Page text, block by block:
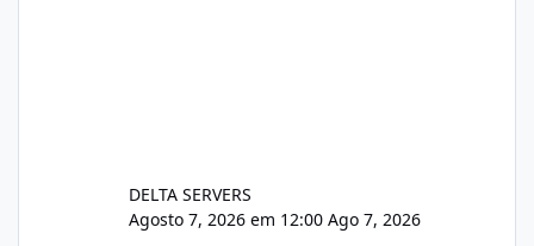
DELTA SERVERS
Agosto 7, 2026 em 12:00 Ago 7, 2026